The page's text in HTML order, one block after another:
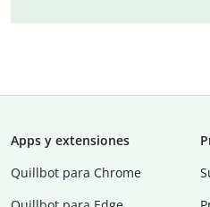
Apps y extensiones
Quillbot para Chrome